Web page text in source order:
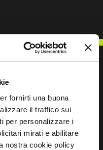
fornirti una buona
il traffico sui
per personalizzare i
mirati e abilitare
nostra cookie policy
PARA NÓS